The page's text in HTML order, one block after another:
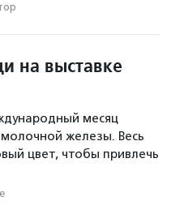
на выставке
месяц
железы. Весь
цвет, чтобы привлечь